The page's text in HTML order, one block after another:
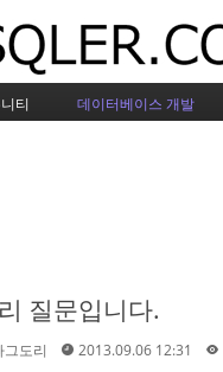
티 데이터베이스 개발
질문입니다.
그도리 2013.09.06 12:31